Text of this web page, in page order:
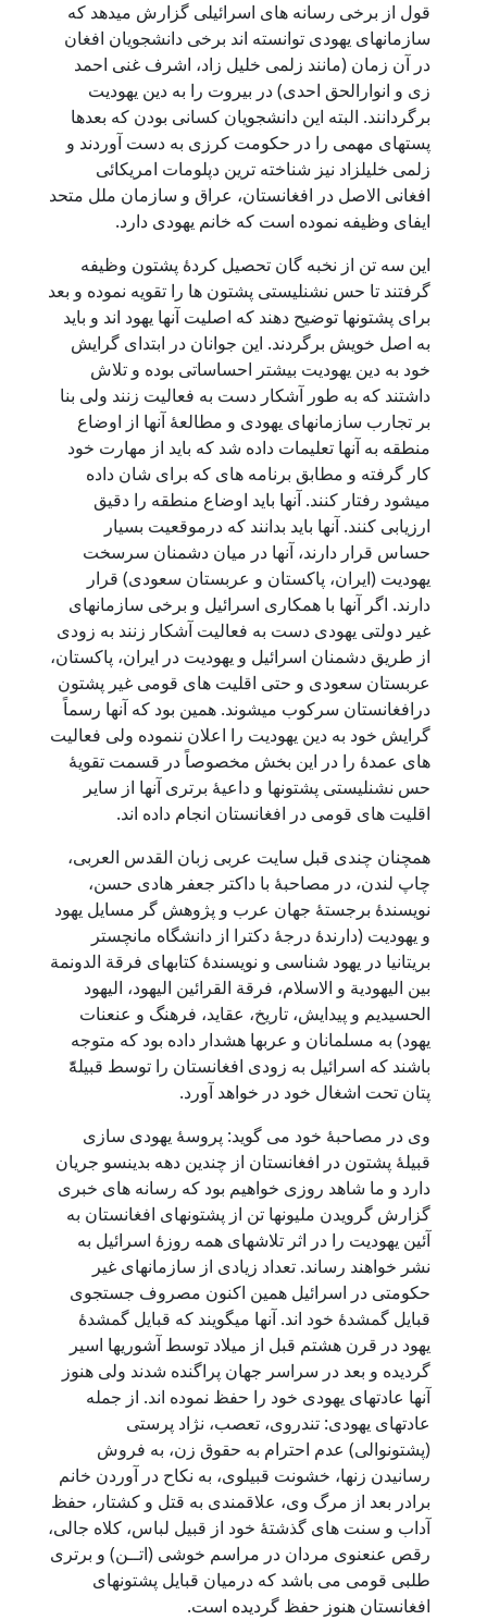
قول از برخی رسانه های اسرائیلی گزارش میدهد که
سازمانهای یهودی توانسته اند برخی دانشجویان افغان
در آن زمان (مانند زلمی خلیل زاد، اشرف غنی احمد
زی و انوارالحق احدی) در بیروت را به دین یهودیت
برگردانند. البته این دانشجویان کسانی بودن که بعدها
پستهای مهمی را در حکومت کرزی به دست آوردند و
زلمی خلیلزاد نیز شناخته ترین دپلومات امریکائی
افغانی الاصل در افغانستان، عراق و سازمان ملل متحد
ایفای وظیفه نموده است که خانم یهودی دارد.
این سه تن از نخبه گان تحصیل کردۀ پشتون وظیفه
گرفتند تا حس نشنلیستی پشتون ها را تقویه نموده و بعد
برای پشتونها توضیح دهند که اصلیت آنها یهود اند و باید
به اصل خویش برگردند. این جوانان در ابتدای گرایش
خود به دین یهودیت بیشتر احساساتی بوده و تلاش
داشتند که به طور آشکار دست به فعالیت زنند ولی بنا
بر تجارب سازمانهای یهودی و مطالعۀ آنها از اوضاع
منطقه به آنها تعلیمات داده شد که باید از مهارت خود
کار گرفته و مطابق برنامه های که برای شان داده
میشود رفتار کنند. آنها باید اوضاع منطقه را دقیق
ارزیابی کنند. آنها باید بدانند که درموقعیت بسیار
حساس قرار دارند، آنها در میان دشمنان سرسخت
یهودیت (ایران، پاکستان و عربستان سعودی) قرار
دارند. اگر آنها با همکاری اسرائیل و برخی سازمانهای
غیر دولتی یهودی دست به فعالیت آشکار زنند به زودی
از طریق دشمنان اسرائیل و یهودیت در ایران، پاکستان،
عربستان سعودی و حتی اقلیت های قومی غیر پشتون
درافغانستان سرکوب میشوند. همین بود که آنها رسماً
گرایش خود به دین یهودیت را اعلان ننموده ولی فعالیت
های عمدۀ را در این بخش مخصوصاً در قسمت تقویۀ
حس نشنلیستی پشتونها و داعیۀ برتری آنها از سایر
اقلیت های قومی در افغانستان انجام داده اند.
همچنان چندی قبل سایت عربی زبان القدس العربی،
چاپ لندن، در مصاحبۀ با داکتر جعفر هادی حسن،
نویسندۀ برجستۀ جهان عرب و پژوهش گر مسایل یهود
و یهودیت (دارندۀ درجۀ دکترا از دانشگاه مانچستر
بریتانیا در یهود شناسی و نویسندۀ کتابهای فرقة الدونمة
بین الیهودیة و الاسلام، فرقة القرائین الیهود، الیهود
الحسیدیم و پیدایش، تاریخ، عقاید، فرهنگ و عنعنات
یهود) به مسلمانان و عربها هشدار داده بود که متوجه
باشند که اسرائیل به زودی افغانستان را توسط قبیلۀّ
پتان تحت اشغال خود در خواهد آورد.
وی در مصاحبۀ خود می گوید: پروسۀ یهودی سازی
قبیلۀ پشتون در افغانستان از چندین دهه بدینسو جریان
دارد و ما شاهد روزی خواهیم بود که رسانه های خبری
گزارش گرویدن ملیونها تن از پشتونهای افغانستان به
آئین یهودیت را در اثر تلاشهای همه روزۀ اسرائیل به
نشر خواهند رساند. تعداد زیادی از سازمانهای غیر
حکومتی در اسرائیل همین اکنون مصروف جستجوی
قبایل گمشدۀ خود اند. آنها میگویند که قبایل گمشدۀ
یهود در قرن هشتم قبل از میلاد توسط آشوریها اسیر
گردیده و بعد در سراسر جهان پراگنده شدند ولی هنوز
آنها عادتهای یهودی خود را حفظ نموده اند. از جمله
عادتهای یهودی: تندروی، تعصب، نژاد پرستی
(پشتونوالی) عدم احترام به حقوق زن، به فروش
رسانیدن زنها، خشونت قبیلوی، به نکاح در آوردن خانم
برادر بعد از مرگ وی، علاقمندی به قتل و کشتار، حفظ
آداب و سنت های گذشتۀ خود از قبیل لباس، کلاه جالی،
رقص عنعنوی مردان در مراسم خوشی (اتــن) و برتری
طلبی قومی می باشد که درمیان قبایل پشتونهای
افغانستان هنوز حفظ گردیده است.